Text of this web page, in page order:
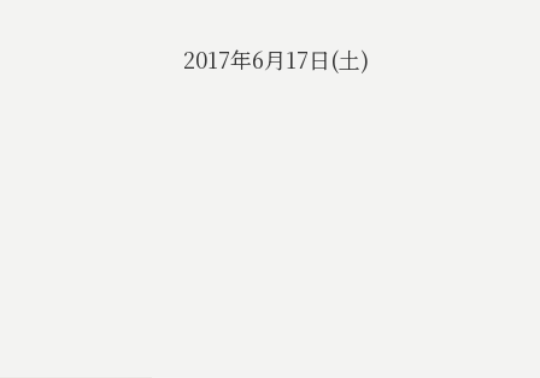
2017年6月17日(土)